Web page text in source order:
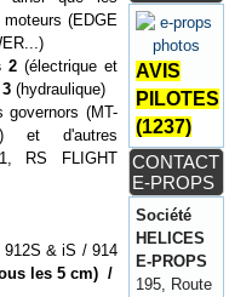
(EDGE
2 (électrique et
(hydraulique)
governors (MT-
et d'autres
RS FLIGHT
912S & iS / 914
les 5 cm) /
AVIS
PILOTES
(1237)
CONTACT
E-PROPS
Société
HELICES
E-PROPS
195, Route